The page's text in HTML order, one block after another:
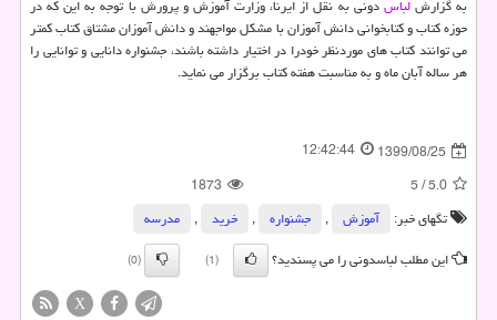
به گزارشلباسدونی به نقل از ایرنا، وزارت آموزش و پرورش با توجه به این که در
حوزه کتاب و کتابخوانی دانش آموزان با مشکل مواجهند و دانش آموزان مشتاق کتاب کمتر
می توانند کتاب های موردنظر خودرا در اختیار داشته باشند، جشنواره دانایی و توانایی را
هر ساله آبان ماه و به مناسبت هفته کتاب برگزار می نماید.
1399/08/25
12:42:44
5.0
/
5
1873
تگهای خبر:
آموزش , جشنواره , خرید ,
مدرسه
این مطلب لباسدونی را می پسندید؟
(1)
(0)
X